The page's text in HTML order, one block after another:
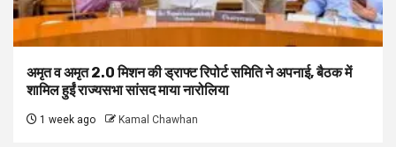
अमृत व अमृत 2.0 मिशन की ड्राफ्ट रिपोर्ट समिति ने अपनाई, बैठक में
शामिल हुईं राज्यसभा सांसद माया नारोलिया
1 week ago Kamal Chawhan